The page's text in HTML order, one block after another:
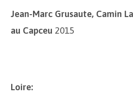
Jean-Marc Grusaute, Camin
au Capceu 2015
Loire: